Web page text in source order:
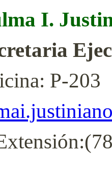
I.
P-203